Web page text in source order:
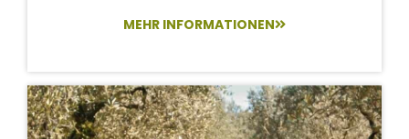
MEHR INFORMATIONEN